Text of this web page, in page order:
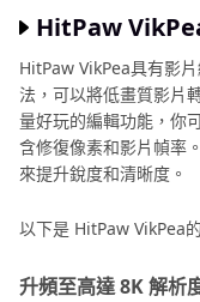
HitPaw
HitPaw VikPea具有影
法，可以將低畫質影片
量好玩的編輯功能，你
含修復像素和影片幀率
來提升銳度和清晰度。
以下是 HitPaw VikPea
升頻至高達 8K 解析